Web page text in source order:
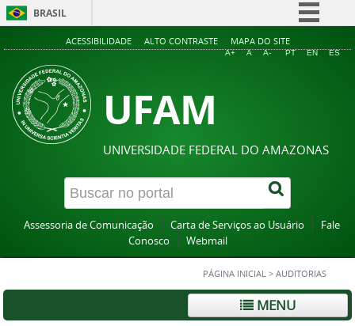
BRASIL
Simplifique!
Acesso à informação
ACESSIBILIDADE ALTO CONTRASTE MAPA DO SITE
A+ A A- PT EN ES
UFAM
UNIVERSIDADE FEDERAL DO AMAZONAS
Assessoria de Comunicação Carta de Serviços ao Usuário
Fale
Conosco
Webmail
PÁGINA INICIAL > AUDITORIAS
MENU